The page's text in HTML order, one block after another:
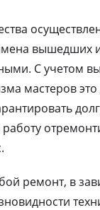
вышедших
С учетом
мастеров это
ремонт, в